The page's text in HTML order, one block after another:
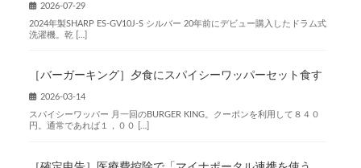
2026-07-29
2024年製SHARP ES-GV10J-S シルバー 20年前にデビュー購入したドラム式
洗濯機。乾 […]
［バーガーキング］夕食にスパイシーワッパーセット食す
2026-03-14
スパイシーワッパー 月一回のBURGER KING。クーポンを利用して８４０
円。通常であれば１，００ […]